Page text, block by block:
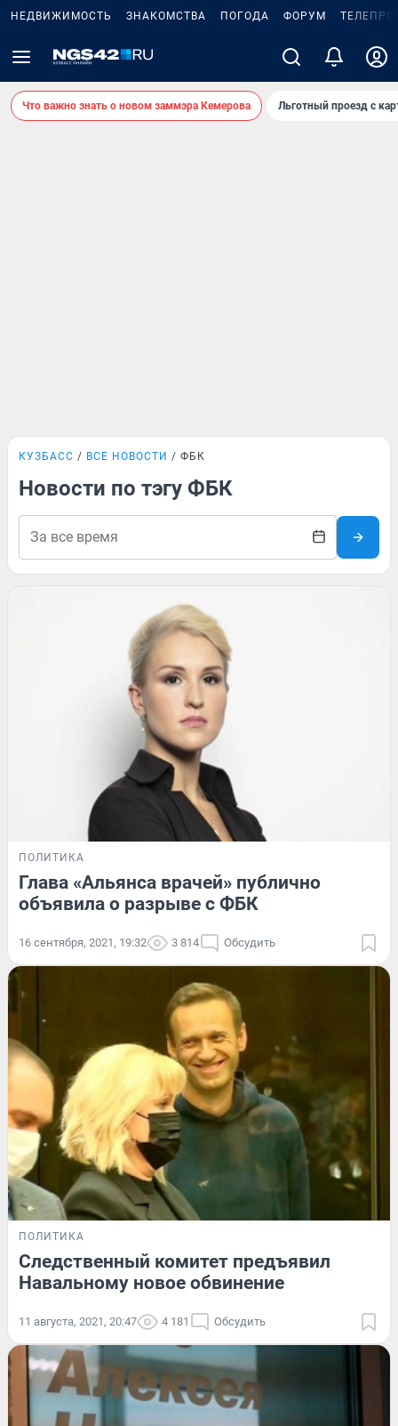
НЕДВИЖИМОСТЬ ЗНАКОМСТВА ПОГОДА ФОРУМ
Что важно знать о новом заммэра Кемерова Льготный проезд с
КУЗБАСС ВСЕ НОВОСТИ ФБК
Новости по тэгу ФБК
ПОЛИТИКА
Глава «Альянса врачей» публично
объявила о разрыве с ФБК
16 сентября, 2021, 19:32 3 814 Обсудить
ПОЛИТИКА
Следственный комитет предъявил
Навальному новое обвинение
11 августа, 2021, 20:47 4 181 Обсудить